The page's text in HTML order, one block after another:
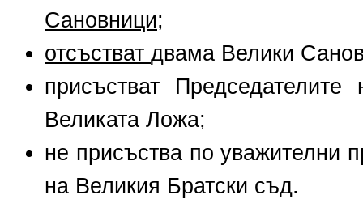
Сановници;
отсъстват двама Велики
присъстват
Великата Ложа;
не присъства по уважителни
на Великия Братски съд.